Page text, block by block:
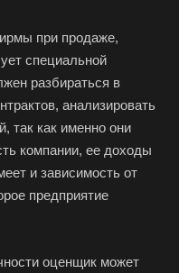
при продаже,
специальной
разбираться в
анализировать
так как именно они
компании, ее доходы
и зависимость от
предприятие
оценщик может